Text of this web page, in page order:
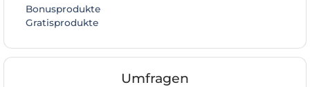
Bonusprodukte
Gratisprodukte
Umfragen